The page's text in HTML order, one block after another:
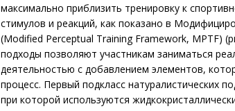
максимально приблизить тренировку к
стимулов и реакций, как показано в
(Modified Perceptual Training Framework, MPTF)
подходы позволяют участникам заниматься
деятельностью с добавлением элементов,
процесс. Первый подкласс натуралистических
при которой используются